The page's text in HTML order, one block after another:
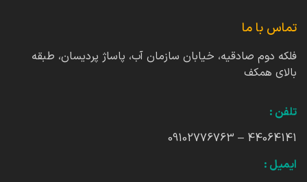
تماس با ما
فلکه دوم صادقیه، خیابان سازمان آب، پاساژ پردیسان، طبقه
بالای همکف
تلفن :
44064141 – 09102776763
ایمیل :